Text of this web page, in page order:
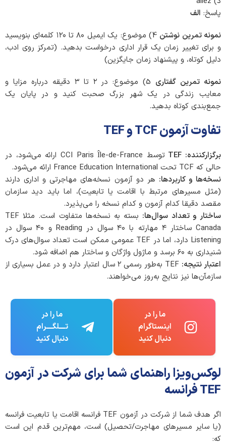
پاسخ: الف
نمونه تمرین نوشتن
4) موضوع: یک ایمیل ۸۰ تا ۱۲۰ کلمه‌ای بنویسید
و برای تغییر زمان یک قرار اداری درخواست بدهید. (تمرکز روی ادب،
دلیل کوتاه، و پیشنهاد زمان جایگزین)
نمونه تمرین گفتاری
5) موضوع: در ۲ تا ۳ دقیقه درباره مزایا و
معایب زندگی در یک شهر بزرگ صحبت کنید و در پایان یک
جمع‌بندی کوتاه بدهید.
تفاوت آزمون TCF و TEF
برگزارکننده: TEF
توسط CCI Paris Île-de-France ارائه می‌شود، در
حالی که TCF تحت France Education International ارائه می‌شود.
نسخه‌ها و کاربردها: هر دو آزمون نسخه‌های مهاجرتی و اداری دارند
(مثل مسیرهای مرتبط با اقامت یا تابعیت)، اما باید دید سازمان
مقصد دقیقا کدام آزمون و کدام نسخه را می‌پذیرد.
ساختار و تعداد سوال‌ها:
بسته به نسخه‌ها متفاوت است. مثلا TEF
Canada ساختار ۴ مهارته با ۴۰ سوال در Reading و ۴۰ سوال در
Listening دارد، اما در TEF عمومی ممکن است تعداد سوال‌های درک
شنیداری به ۶۰ برسد و ماژول واژگان و ساختار هم اضافه شود.
اعتبار نتیجه:
TEF به‌طور رسمی ۲ سال اعتبار دارد و در عمل بسیاری از
سازمآن‌ها نیز نتایج به‌روز می‌خواهند.
ما را در
اینستاگرام
دنبال کنید
ما را در
تــــلگــــرام
دنبال کنید
لوکس‌ویزا راهنمای شما برای شرکت در آزمون
TEF فرانسه
اگر هدف شما از شرکت در آزمون TEF فرانسه اقامت یا تابعیت فرانسه
(یا سایر مسیرهای مهاجرت/تحصیل) است، مهم‌ترین قدم این است
که: